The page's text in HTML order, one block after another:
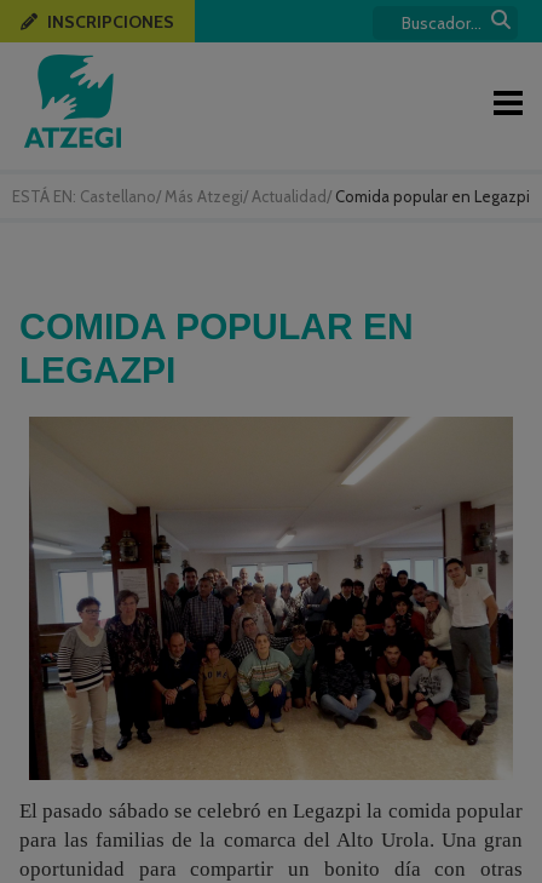
ESTÁ EN: Castellano/ Más Atzegi/ Actualidad/ Comida popular en Legazpi
INSCRIPCIONES
COMIDA POPULAR EN
LEGAZPI
El pasado sábado se celebró en Legazpi la comida popular
para las familias de la comarca del Alto Urola. Una gran
oportunidad para compartir un bonito día con otras